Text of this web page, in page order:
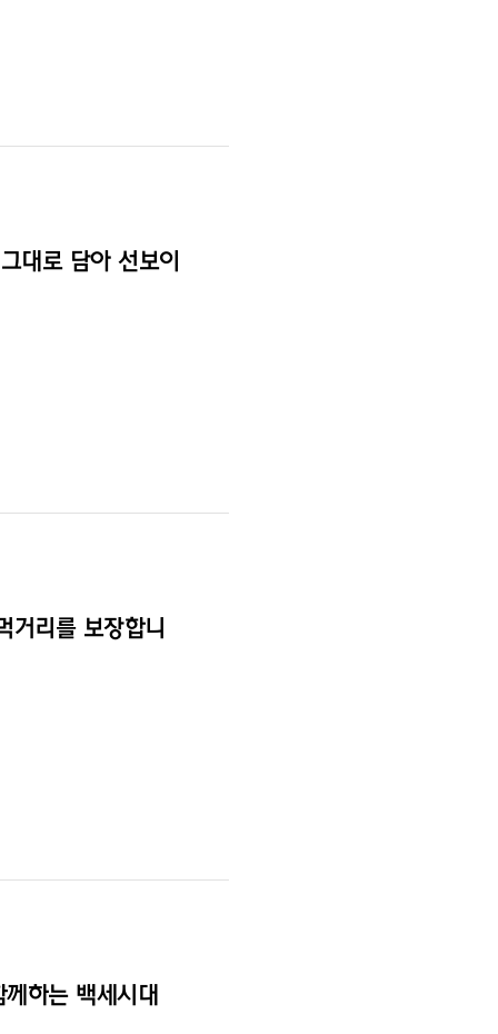
대로 담아 선보이
거리를 보장합니
께하는 백세시대